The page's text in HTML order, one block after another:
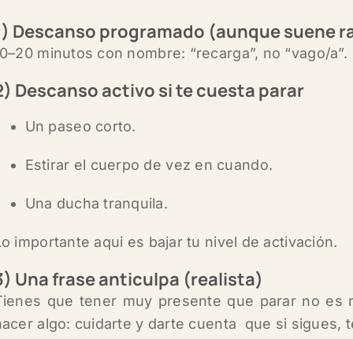
Descanso programado (aunque suene
minutos con nombre: “recarga”, no “vago/a”.
Descanso activo si te cuesta parar
Un paseo corto.
Estirar el cuerpo de vez en cuando.
Una ducha tranquila.
importante aqui es bajar tu nivel de activación.
Una frase anticulpa (realista)
que tener muy presente que parar no es
algo: cuidarte y darte cuenta que si sigues,